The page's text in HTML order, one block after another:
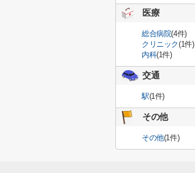
医療
総合病院(4件)
クリニック(1件)
内科(1件)
交通
駅(1件)
その他
その他(1件)